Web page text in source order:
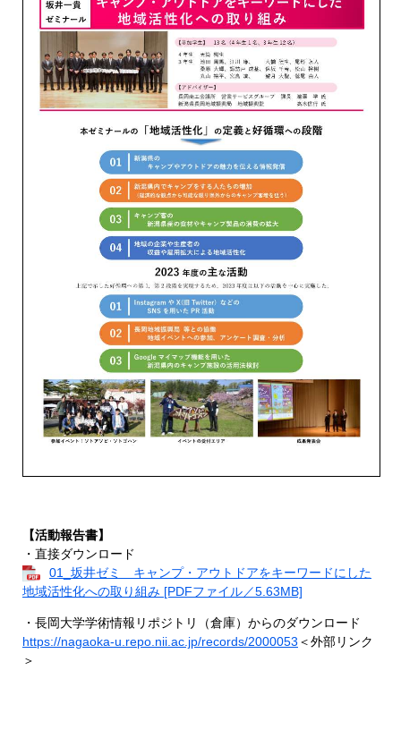
【活動報告書】
・直接ダウンロード
01_坂井ゼミ キャンプ・アウトドアをキーワードにした
地域活性化への取り組み [PDFファイル／5.63MB]
・長岡大学学術情報リポジトリ（倉庫）からのダウンロード
https://nagaoka-u.repo.nii.ac.jp/records/2000053 ＜外部リンク
＞